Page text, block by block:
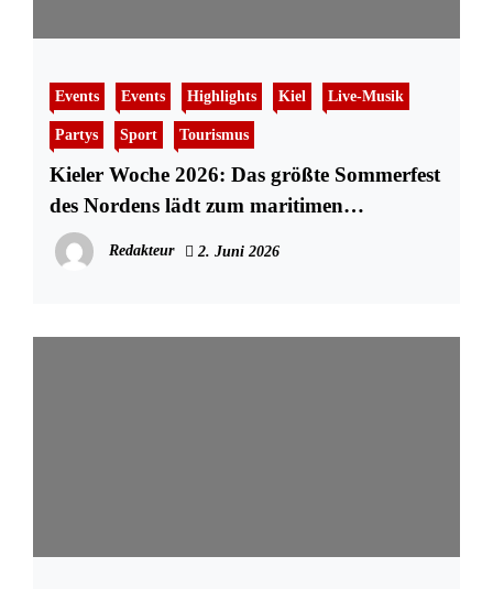
Events Events Highlights Kiel Live-Musik
Partys Sport Tourismus
Kieler Woche 2026: Das größte Sommerfest
des Nordens lädt zum maritimen
Ausnahmezustand
Redakteur 2. Juni 2026